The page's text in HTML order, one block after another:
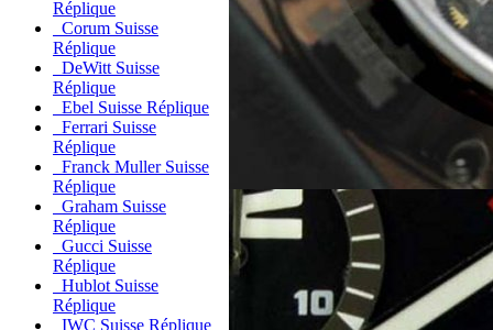
Réplique
Corum Suisse
Réplique
DeWitt Suisse
Réplique
Ebel Suisse Réplique
Ferrari Suisse
Réplique
Franck Muller Suisse
Réplique
Graham Suisse
Réplique
Gucci Suisse
Réplique
Hublot Suisse
Réplique
IWC Suisse Réplique